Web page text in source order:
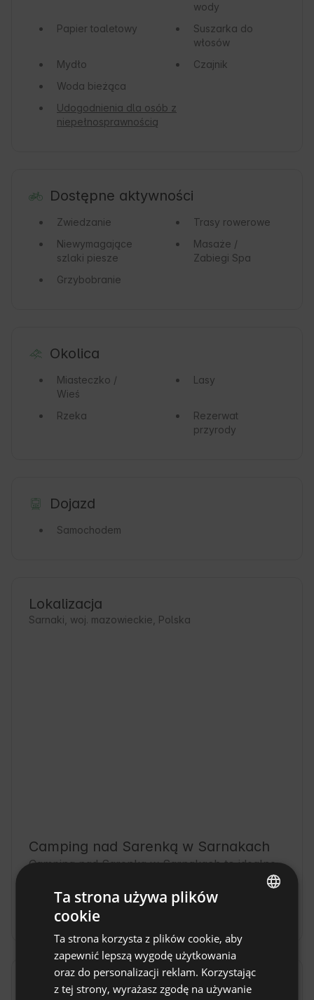
wody
Papier toaletowy
Suszarka do
włosów
Mydło
Czajnik
Woda bieżąca
Udogodnienia dla osób z
niepełnosprawnością
Dostępne aktywności
Zwiedzanie
Trasy rowerowe
Niewymagające
szlaki piesze
Masaże /
Zabiegi Spa
Grzybobranie
Okolica
Miasteczko /
Wieś
Lasy
Rzeka
Rezerwat
przyrody
Dojazd
Samochodem
Lokalizacja
Sarnaki, woj. mazowieckie, Polska
Camping nad Sarenką w Sarnakach
Camping nad Sarenką w Sarnakach to idealne
miejsce dla Gości ceniących bliskość Natury i
spokój mazowieckiego krajobrazu. Sarnaki to
niewielka miejscowość z bogatą historią i
przyjazną atmosferą, doskonała baza
wypadowa dla turystów szukających
wypoczynku na łonie Natury. Oferujemy
komfortowe warunki zakwaterowania, które
Pokaż więcej
Opinie
SPANISH
GERMAN
Ta strona używa plików
cookie
Ta strona korzysta z plików cookie, aby
zapewnić lepszą wygodę użytkowania
oraz do personalizacji reklam. Korzystając
z tej strony, wyrażasz zgodę na używanie